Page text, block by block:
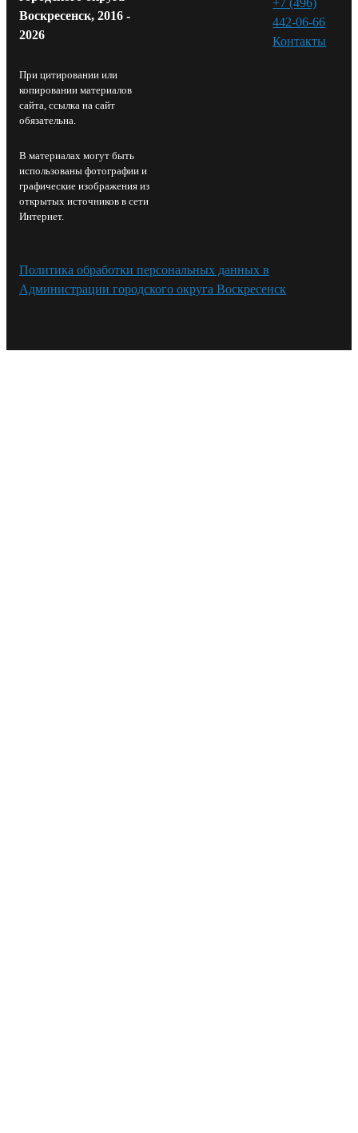
Воскресенск, 2016 -
2026
При цитировании или
копировании материалов
сайта, ссылка на сайт
обязательна.
В материалах могут быть
использованы фотографии и
графические изображения из
открытых источников в сети
Интернет.
442-06-66
Контакты⁠
Политика обработки персональных данных в
Администрации городского округа Воскресенск